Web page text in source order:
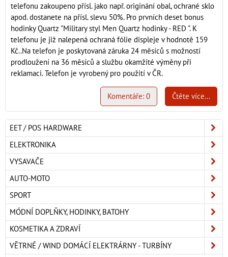
telefonu zakoupeno přísl. jako např. originání obal, ochrané sklo
apod. dostanete na přísl. slevu 50%. Pro prvních deset bonus
hodinky Quartz "Military styl Men Quartz hodinky - RED ". K
telefonu je již nalepená ochraná fólie displeje v hodnotě 159
Kč..Na telefon je poskytovaná záruka 24 měsíců s možností
prodloužení na 36 měsíců a službu okamžité výměny při
reklamaci. Telefon je vyrobený pro použití v ČR.
Čtěte více...
Komentáře: 0
EET / POS HARDWARE
ELEKTRONIKA
VYSAVAČE
AUTO-MOTO
SPORT
MÓDNÍ DOPLŇKY, HODINKY, BATOHY
KOSMETIKA A ZDRAVÍ
VĚTRNÉ / WIND DOMÁCÍ ELEKTRÁRNY - TURBÍNY